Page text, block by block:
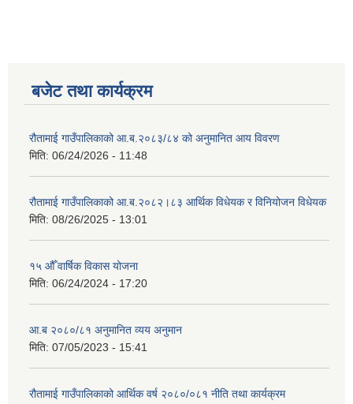
बजेट तथा कार्यक्रम
रौतामाई गाउँपालिकाको आ.ब.२०८३/८४ को अनुमानित आय विवरण
मिति: 06/24/2026 - 11:48
रौतामाई गाउँपालिकाको आ.ब.२०८२।८३ आर्थिक विधेयक र विनियोजन विधेयक
मिति: 08/26/2025 - 13:01
१५ औँ वार्षिक विकास योजना
मिति: 06/24/2024 - 17:20
आ.ब २०८०/८१ अनुमानित व्यय अनुमान
मिति: 07/05/2023 - 15:41
रौतामाई गाउँपालिकाको आर्थिक वर्ष २०८०/०८१ नीति तथा कार्यक्रम